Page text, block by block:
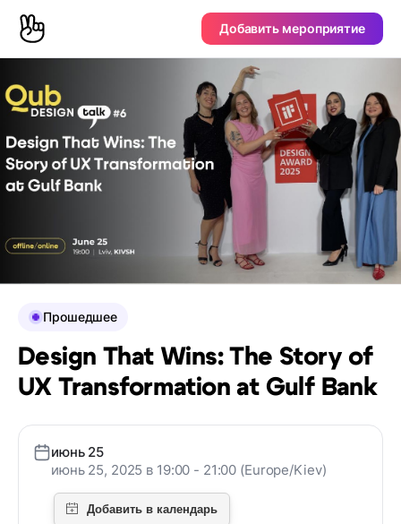
Добавить мероприятие
Прошедшее
Design That Wins: The Story of
UX Transformation at Gulf Bank
июнь 25
июнь 25, 2025 в 19:00 - 21:00 (Europe/Kiev)